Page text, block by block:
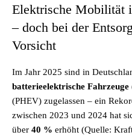
Elektrische Mobilität
– doch bei der
Vorsicht
Im Jahr 2025 sind in
batterieelektrische Fahrzeuge
(PHEV) zugelassen – ein
zwischen 2023 und 2024 hat
über 40 % erhöht (Quelle: